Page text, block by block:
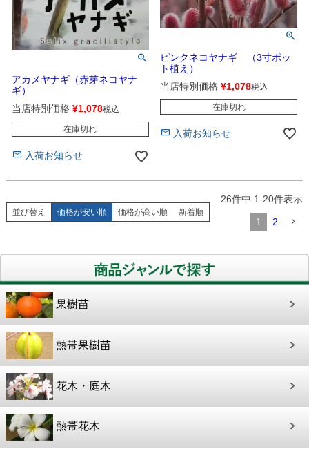
アカメヤナギ（赤芽ネコヤナ
ギ）
当店特別価格 ¥1,078税込
在庫切れ
入荷お知らせ
ピンクネコヤナギ （3寸ポッ
ト植え）
当店特別価格 ¥1,078税込
在庫切れ
入荷お知らせ
並び替え 価格が安い順 価格が高い順 新着順
26件中 1-20件表示
1 2
果樹苗
熱帯果樹苗
花木・庭木
熱帯花木